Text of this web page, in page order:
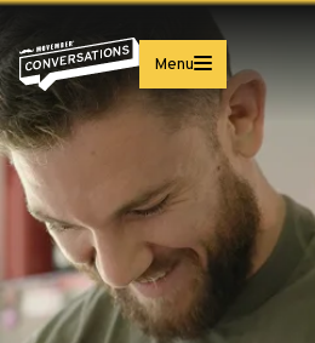
Menu